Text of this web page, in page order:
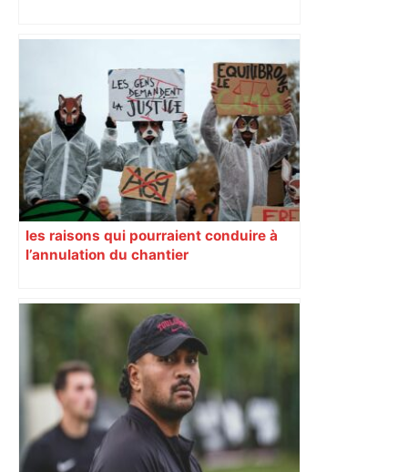
les raisons qui pourraient conduire à
l’annulation du chantier